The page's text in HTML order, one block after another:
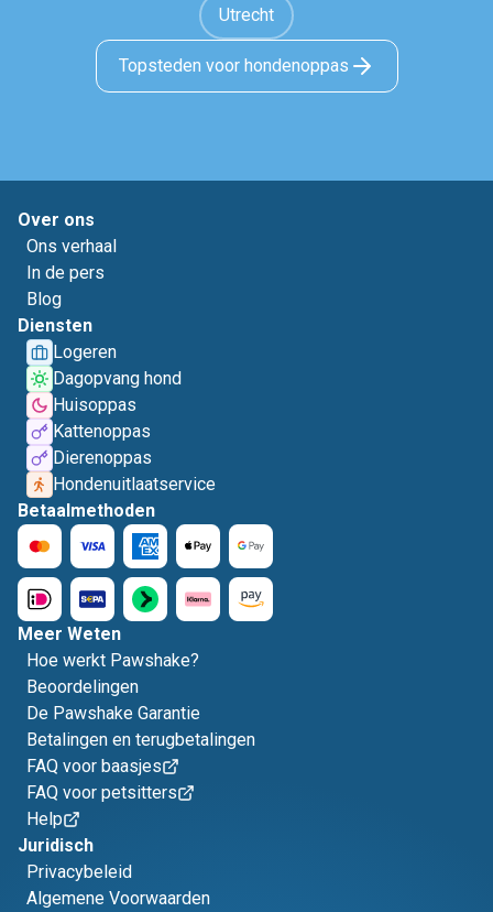
Utrecht
Topsteden voor hondenoppas
Over ons
Ons verhaal
In de pers
Blog
Diensten
Logeren
Dagopvang hond
Huisoppas
Kattenoppas
Dierenoppas
Hondenuitlaatservice
Betaalmethoden
Meer Weten
Hoe werkt Pawshake?
Beoordelingen
De Pawshake Garantie
Betalingen en terugbetalingen
FAQ voor baasjes
FAQ voor petsitters
Help
Juridisch
Privacybeleid
Algemene Voorwaarden